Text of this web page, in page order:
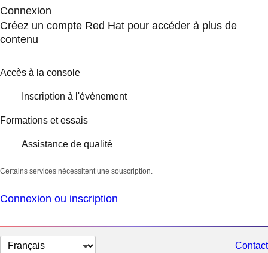
Connexion
Créez un compte Red Hat pour accéder à plus de
contenu
Accès à la console
Inscription à l'événement
Formations et essais
Assistance de qualité
Certains services nécessitent une souscription.
Connexion ou inscription
Changer
Contact